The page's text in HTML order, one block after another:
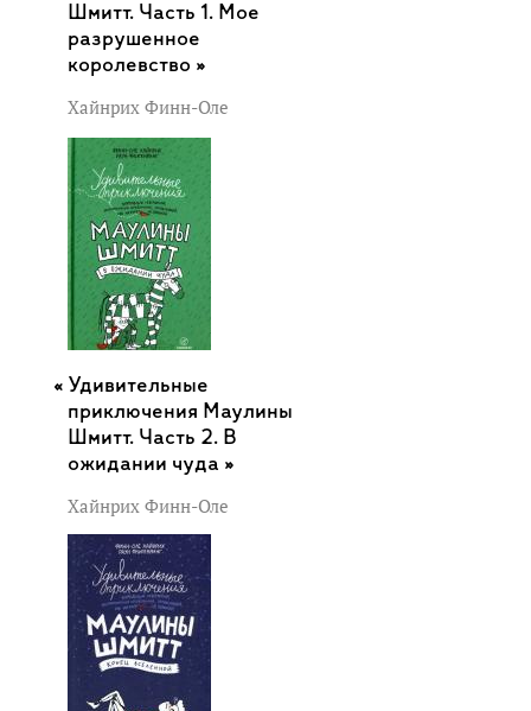
Шмитт. Часть 1. Мое
разрушенное
королевство »
Хайнрих Финн-Оле
Удивительные
приключения Маулины
Шмитт. Часть 2. В
ожидании чуда »
Хайнрих Финн-Оле